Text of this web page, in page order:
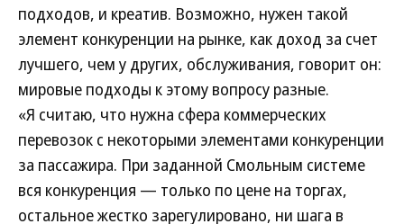
подходов, и креатив. Возможно, нужен такой
элемент конкуренции на рынке, как доход за счет
лучшего, чем у других, обслуживания, говорит он:
мировые подходы к этому вопросу разные.
«Я считаю, что нужна сфера коммерческих
перевозок с некоторыми элементами конкуренции
за пассажира. При заданной Смольным системе
вся конкуренция — только по цене на торгах,
остальное жестко зарегулировано, ни шага в